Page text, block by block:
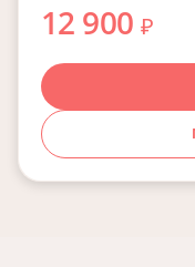
12 900₽